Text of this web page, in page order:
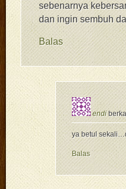
sebenarnya
dan ingin sembuh
Balas
endi
ya betul
Balas